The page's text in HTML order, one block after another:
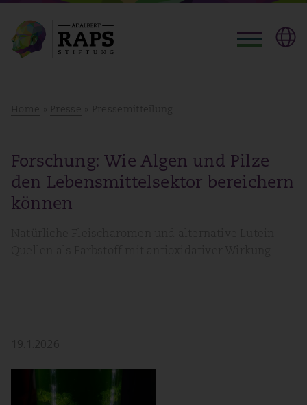
Home Presse » Pressemitteilung
Forschung: Wie Algen und Pilze
den Lebensmittelsektor bereichern
können